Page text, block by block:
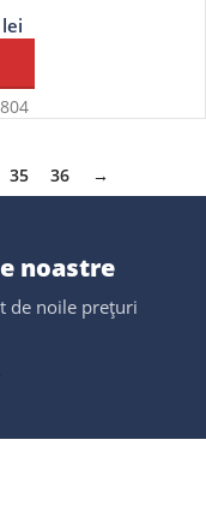
lei
ÎN COȘ
35 36 →
noastre
de noile prețuri